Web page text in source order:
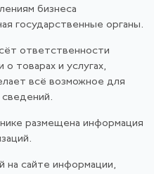
бизнеса
государственные органы.
ответственности
товарах и услугах,
всё возможное для
сведений.
размещена информация
на сайте информации,